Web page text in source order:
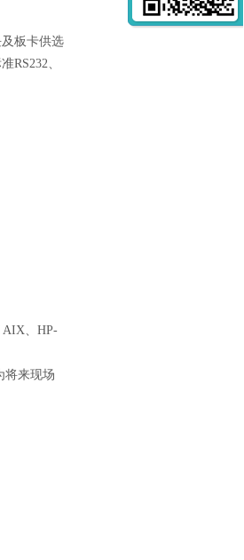
板卡供选
RS232、
、HP-
来现场